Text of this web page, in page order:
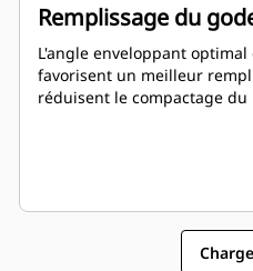
Remplissage du
L'angle enveloppant
favorisent un meilleur
réduisent le compactage du